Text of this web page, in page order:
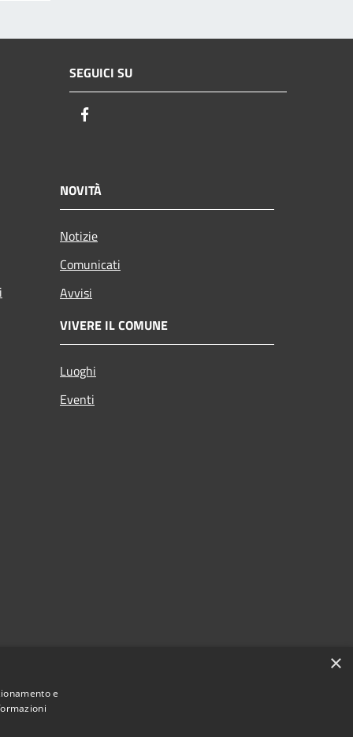
SEGUICI SU
NOVITÀ
Notizie
Comunicati
Avvisi
VIVERE IL COMUNE
Luoghi
Eventi
×
e